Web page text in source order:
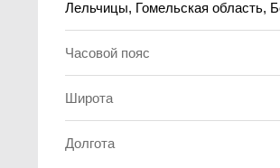
Лельчицы, Гомельская область,
Часовой пояс
Широта
Долгота